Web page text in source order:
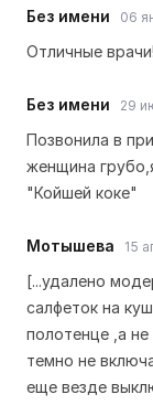
Без имени 06
Отличные врачи!
Без имени 29
Позвонила в
женщина
"Койшей коке"
Мотышева 15
[...удалено
салфеток на
полотенце ,а
темно не
еще везде